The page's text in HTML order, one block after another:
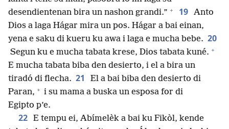
desendientenan bira un nashon grandi.” + 19 Anto
Dios a laga Hágar mira un pos. Hágar a bai einan,
yena e saku di kueru ku awa i laga e mucha bebe. 20
Segun ku e mucha tabata krese, Dios tabata kuné. +
E mucha tabata biba den desierto, i el a bira un
tiradó di flecha. 21
El a bai biba den desierto di
Paran, + i su mama a buska un esposa for di
Egipto p’e.
22 E tempu ei, Abímelèk a bai ku Fikòl, kende